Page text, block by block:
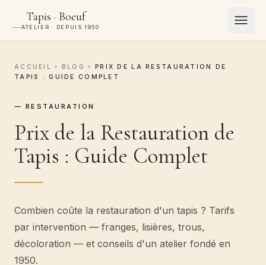
Tapis · Boeuf
ATELIER · DEPUIS 1950
ACCUEIL › BLOG ›
PRIX DE LA RESTAURATION DE
TAPIS : GUIDE COMPLET
— RESTAURATION
Prix de la Restauration de
Tapis : Guide Complet
Combien coûte la restauration d'un tapis ? Tarifs
par intervention — franges, lisières, trous,
décoloration — et conseils d'un atelier fondé en
1950.